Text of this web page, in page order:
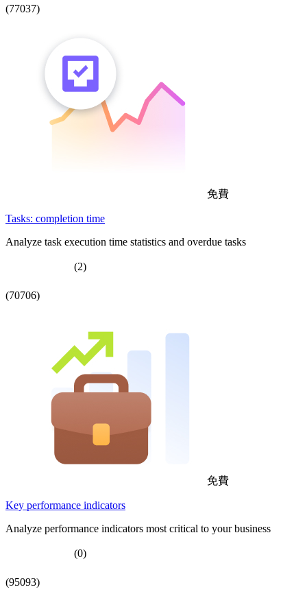
(77037)
免費
Tasks: completion time
Analyze task execution time statistics and overdue tasks
(2)
(70706)
免費
Key performance indicators
Analyze performance indicators most critical to your business
(0)
(95093)